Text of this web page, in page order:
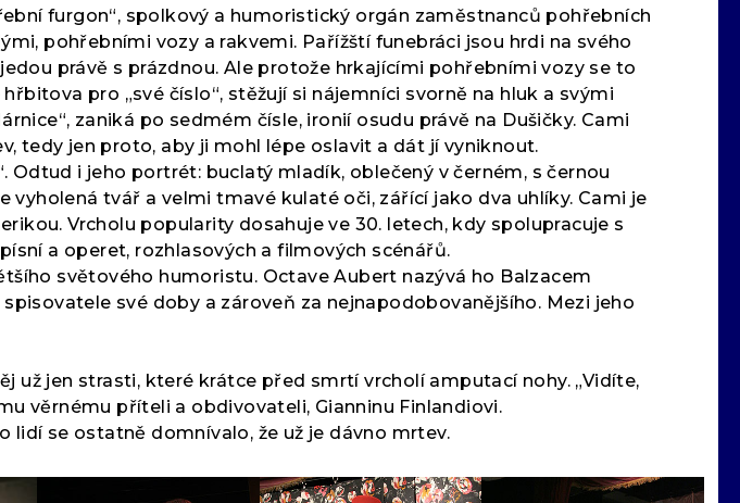
furgon“, spolkový a humoristický orgán zaměstnanců pohřebních
pohřebními vozy a rakvemi. Pařížští funebráci jsou hrdi na svého
právě s prázdnou. Ale protože hrkajícími pohřebními vozy se to
pro „své číslo“, stěžují si nájemníci svorně na hluk a svými
zaniká po sedmém čísle, ironií osudu právě na Dušičky. Cami
tedy jen proto, aby ji mohl lépe oslavit a dát jí vyniknout.
Odtud i jeho portrét: buclatý mladík, oblečený v černém, s černou
tvář a velmi tmavé kulaté oči, zářící jako dva uhlíky. Cami je
Vrcholu popularity dosahuje ve 30. letech, kdy spolupracuje s
a operet, rozhlasových a filmových scénářů.
světového humoristu. Octave Aubert nazývá ho Balzacem
své doby a zároveň za nejnapodobovanějšího. Mezi jeho
už jen strasti, které krátce před smrtí vrcholí amputací nohy. „Vidíte,
věrnému příteli a obdivovateli, Gianninu Finlandiovi.
lidí se ostatně domnívalo, že už je dávno mrtev.